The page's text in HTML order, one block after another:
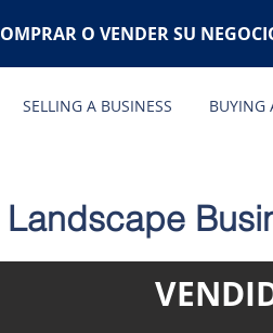
SELLING A BUSINESS BUYING
O VENDER SU